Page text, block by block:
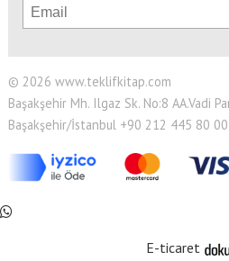
© 2026 www.teklifkitap.com
Başakşehir Mh. Ilgaz Sk. No:8 AA.Vadi
Başakşehir/İstanbul +90 212 445 80 00
E-ticaret